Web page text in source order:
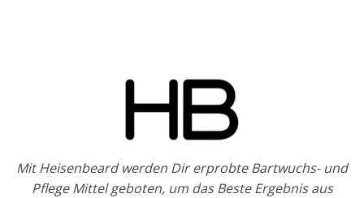
Mit Heisenbeard werden Dir erprobte Bartwuchs- und
Pflege Mittel geboten, um das Beste Ergebnis aus